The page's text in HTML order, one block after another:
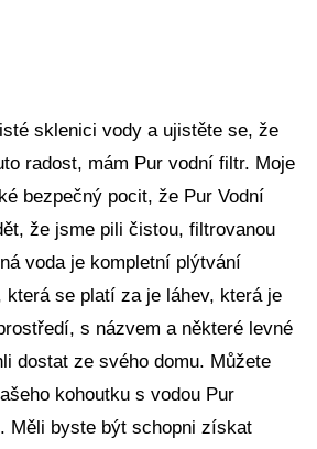
sklenici vody a ujistěte se, že
radost, mám Pur vodní filtr. Moje
bezpečný pocit, že Pur Vodní
že jsme pili čistou, filtrovanou
voda je kompletní plýtvání
která se platí za je láhev, která je
s názvem a některé levné
dostat ze svého domu. Můžete
kohoutku s vodou Pur
Měli byste být schopni získat